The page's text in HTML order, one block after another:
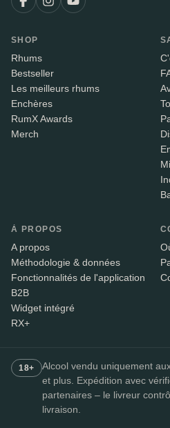
SHOP
Rhums
Bestseller
Les meilleurs rhums
Enchères
RumX Awards
Merch
À PROPOS
A propos
Méthodologie & données
Fonctionnalités de l'application
B2B
Widget intégré
RX+
18+
Alcool vendu uniquement
et plus. Expédition avec
partenaires – le livreur
livraison.